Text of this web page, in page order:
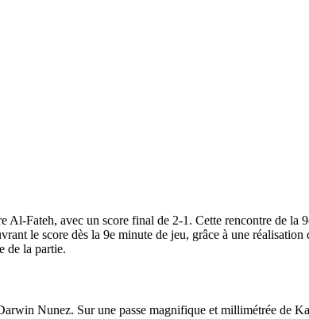
Fateh, avec un score final de 2-1. Cette rencontre de la
le score dès la 9e minute de jeu, grâce à une
de la partie.
Nunez. Sur une passe magnifique et millimétrée de